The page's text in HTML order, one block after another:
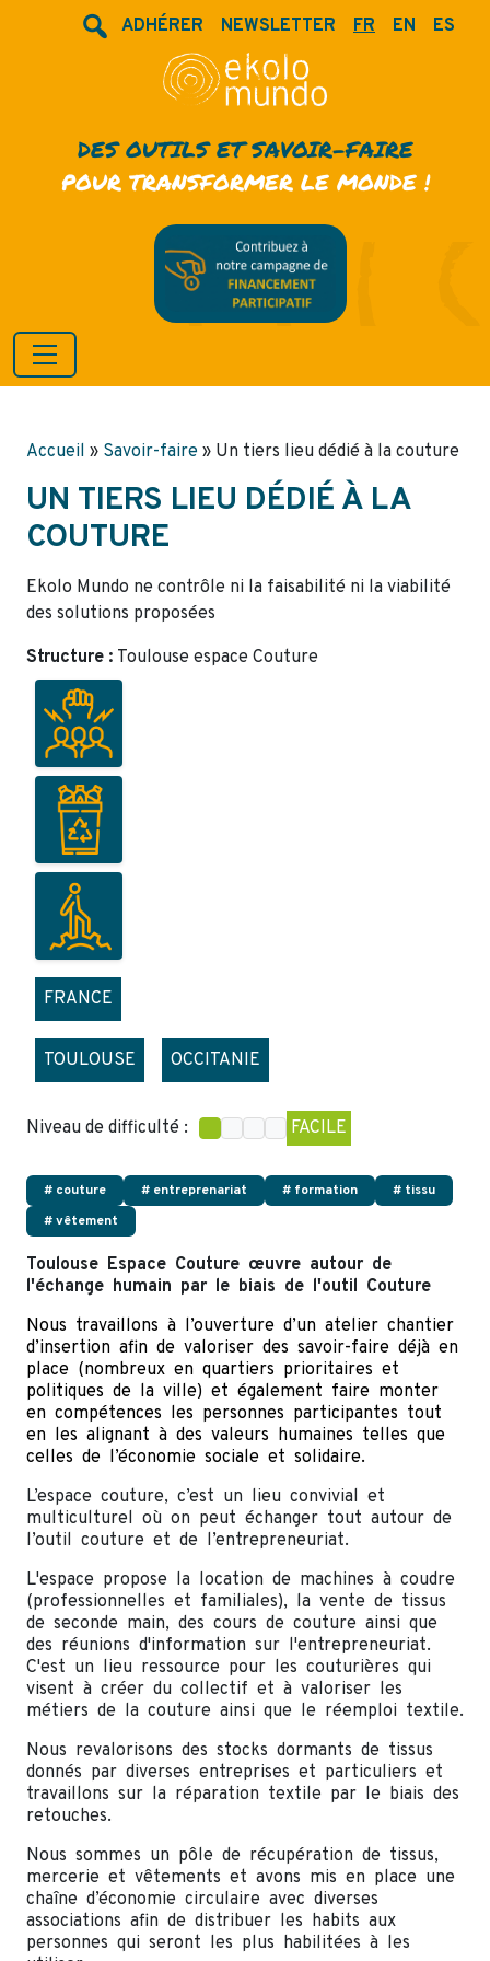
ADHÉRER NEWSLETTER FR EN ES
DES OUTILS ET SAVOIR-FAIRE
POUR TRANSFORMER LE MONDE !
Accueil » Savoir-faire » Un tiers lieu dédié à la couture
UN TIERS LIEU DÉDIÉ À LA
COUTURE
Ekolo Mundo ne contrôle ni la faisabilité ni la viabilité
des solutions proposées
Structure : Toulouse espace Couture
FRANCE
TOULOUSE OCCITANIE
Niveau de difficulté : FACILE
# couture # entreprenariat # formation
# tissu
# vêtement
Toulouse Espace Couture œuvre autour de
l'échange humain par le biais de l'outil Couture
Nous travaillons à l’ouverture d’un atelier chantier
d’insertion afin de valoriser des savoir-faire déjà en
place (nombreux en quartiers prioritaires et
politiques de la ville) et également faire monter
en compétences les personnes participantes tout
en les alignant à des valeurs humaines telles que
celles de l’économie sociale et solidaire.
L’espace couture, c’est un lieu convivial et
multiculturel où on peut échanger tout autour de
l’outil couture et de l’entrepreneuriat.
L'espace propose la location de machines à coudre
(professionnelles et familiales), la vente de tissus
de seconde main, des cours de couture ainsi que
des réunions d'information sur l'entrepreneuriat.
C'est un lieu ressource pour les couturières qui
visent à créer du collectif et à valoriser les
métiers de la couture ainsi que le réemploi textile.
Nous revalorisons des stocks dormants de tissus
donnés par diverses entreprises et particuliers et
travaillons sur la réparation textile par le biais des
retouches.
Nous sommes un pôle de récupération de tissus,
mercerie et vêtements et avons mis en place une
chaîne d’économie circulaire avec diverses
associations afin de distribuer les habits aux
personnes qui seront les plus habilitées à les